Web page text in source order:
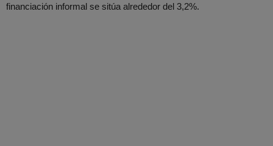
financiación informal se sitúa alrededor del 3,2%.